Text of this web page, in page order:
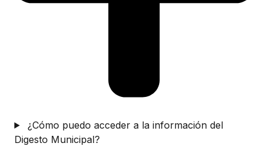
¿Cómo puedo acceder a la información del
Digesto Municipal?